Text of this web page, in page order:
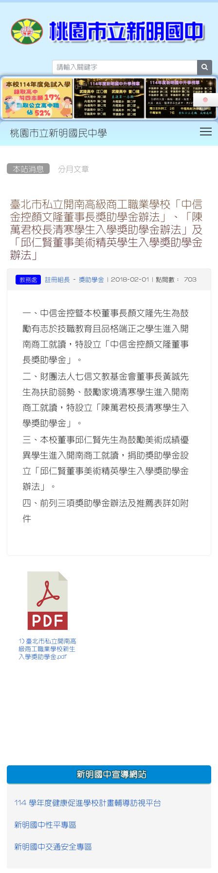
桃園市立新明國民中學
本站消息 分月文章
臺北市私立開南高級商工職業學校「中信
金控顏文隆董事長獎助學金辦法」、「陳
萬君校長清寒學生入學獎助學金辦法」及
「邱仁賢董事美術精英學生入學獎助學金
辦法」
教務處 註冊組長 - 獎助學金 | 2018-02-01 | 點閱數： 703
一、中信金控暨本校董事長顏文隆先生為鼓
勵有志於技職教育且品格端正之學生進入開
南商工就讀，特設立「中信金控顏文隆董事
長獎助學金」。
二、財團法人七信文教基金會董事長黃誠先
生為扶助弱勢、鼓勵家境清寒學生進入開南
商工就讀，特設立「陳萬君校長清寒學生入
學獎助學金」。
三、本校董事邱仁賢先生為鼓勵美術成績優
異學生進入開南商工就讀，捐助獎助學金設
立「邱仁賢董事美術精英學生入學獎助學金
辦法」。
四、前列三項獎助學金辦法及推薦表詳如附
件
1) 臺北市私立開南高
級商工職業學校新生
入學獎助學金.pdf
:::
新明國中宣導網站
114 學年度健康促進學校計畫輔導訪視平台
新明國中性平專區
新明國中交通安全專區